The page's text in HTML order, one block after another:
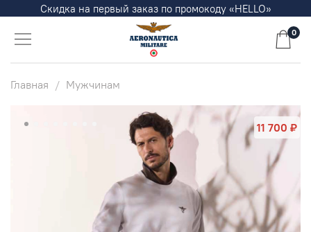
Скидка на первый заказ по промокоду «HELLO»
0
Главная Мужчинам
11 700 ₽